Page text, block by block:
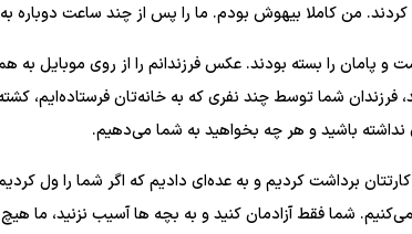
من کاملا بیهوش بودم. ما را پس از چند ساعت دوباره به
پامان را بسته بودند. عکس فرزندانم را از روی موبایل به
فرزندان شما توسط چند نفری که به خانه‌تان فرستاد‌ه‌ایم،
نداشته باشید و هر چه بخواهید به شما می‌دهیم.
تومان از کارتتان برداشت کردیم و به عده‌ای دادیم که اگر شما را ول
شما فقط آزادمان کنید و به بچه ها آسیب نزنید، ما